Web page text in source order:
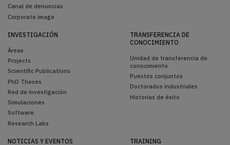
Canal de denuncias
Corporate image
INVESTIGACIÓN
Áreas
Projects
Scientific Publications
PhD Theses
Red de investigación
Simulaciones
Software
Research Labs
TRANSFERENCIA DE
CONOCIMIENTO
Unidad de transferencia de
conocimiento
Puestos conjuntos
Doctorados industriales
Historias de éxito
NOTICIAS Y EVENTOS
TRAINING